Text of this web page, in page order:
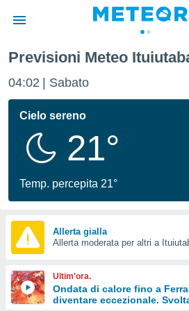
di
per
le
di
Web
le
Previsioni Meteo
04:02 Sabato
Cielo sereno
21°
Temp. percepita 21°
Allerta gialla
Allerta moderata per altri a
Ultim'ora.
Ondata di calore fino a
diventare eccezionale.